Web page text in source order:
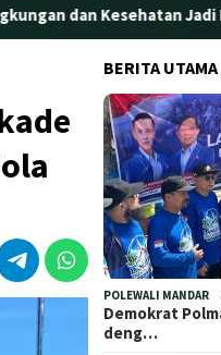
Jadi Prioritas
BERITA UTAMA
POLEWALI MANDAR
Demokrat
deng…